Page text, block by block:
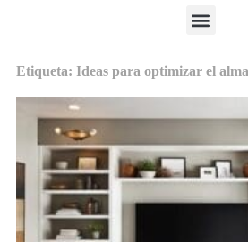
Etiqueta: Ideas para optimizar el